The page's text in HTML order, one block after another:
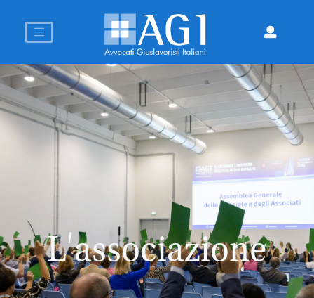
L'associazione